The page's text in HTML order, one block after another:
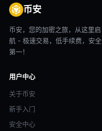
币安
币安，您的加密之旅，从这里启
航 - 极速交易，低手续费，安全
第一！
用户中心
关于币安
新手入门
安全中心